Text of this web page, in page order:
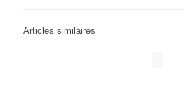
Articles similaires